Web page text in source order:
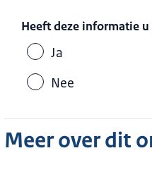
Heeft deze informatie
Ja
Nee
Meer over dit